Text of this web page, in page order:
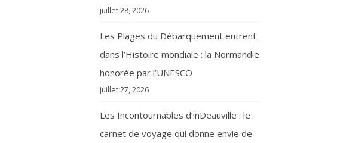
juillet 28, 2026
Les Plages du Débarquement entrent
dans l’Histoire mondiale : la Normandie
honorée par l’UNESCO
juillet 27, 2026
Les Incontournables d’inDeauville : le
carnet de voyage qui donne envie de